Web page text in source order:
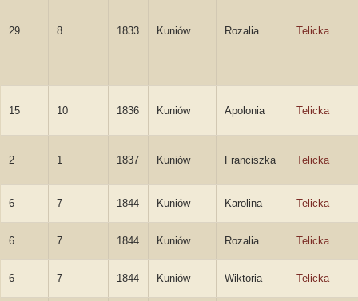
29 8 1833 Kuniów Rozalia Telicka
15 10 1836 Kuniów Apolonia Telicka
2 1 1837 Kuniów Franciszka Telicka
6 7 1844 Kuniów Karolina Telicka
6 7 1844 Kuniów Rozalia Telicka
6 7 1844 Kuniów Wiktoria Telicka